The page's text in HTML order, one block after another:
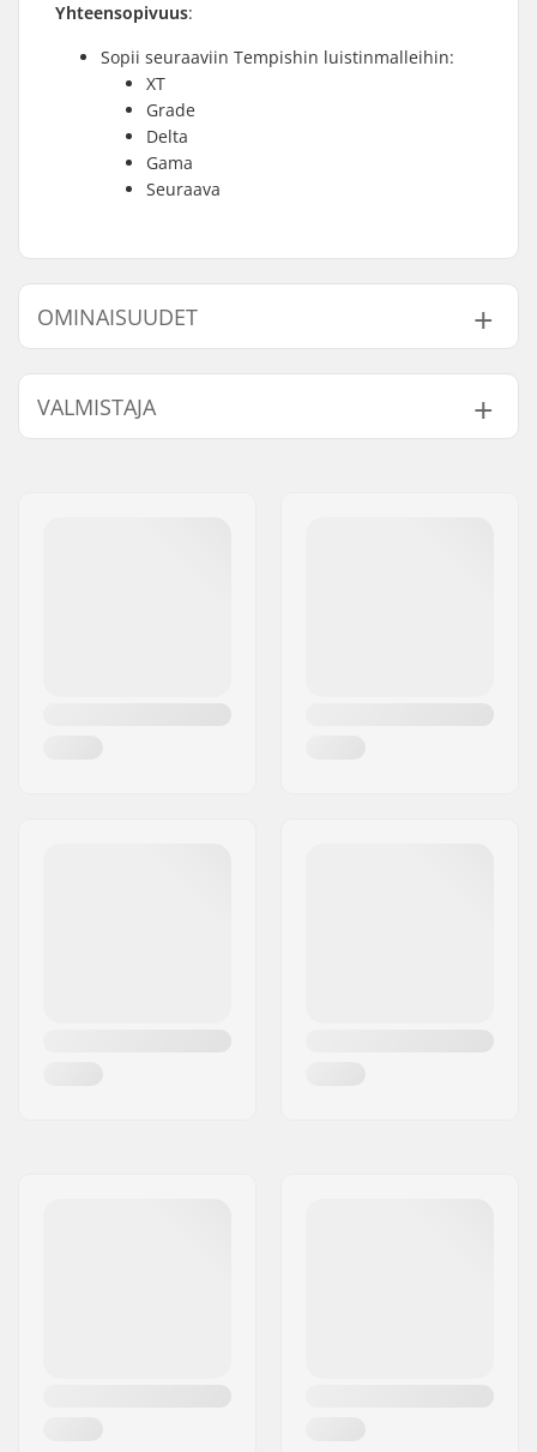
Yhteensopivuus:
Sopii seuraaviin Tempishin luistinmalleihin:
XT
Grade
Delta
Gama
Seuraava
OMINAISUUDET
Brake mounting bolt: Sisältyy
VALMISTAJA